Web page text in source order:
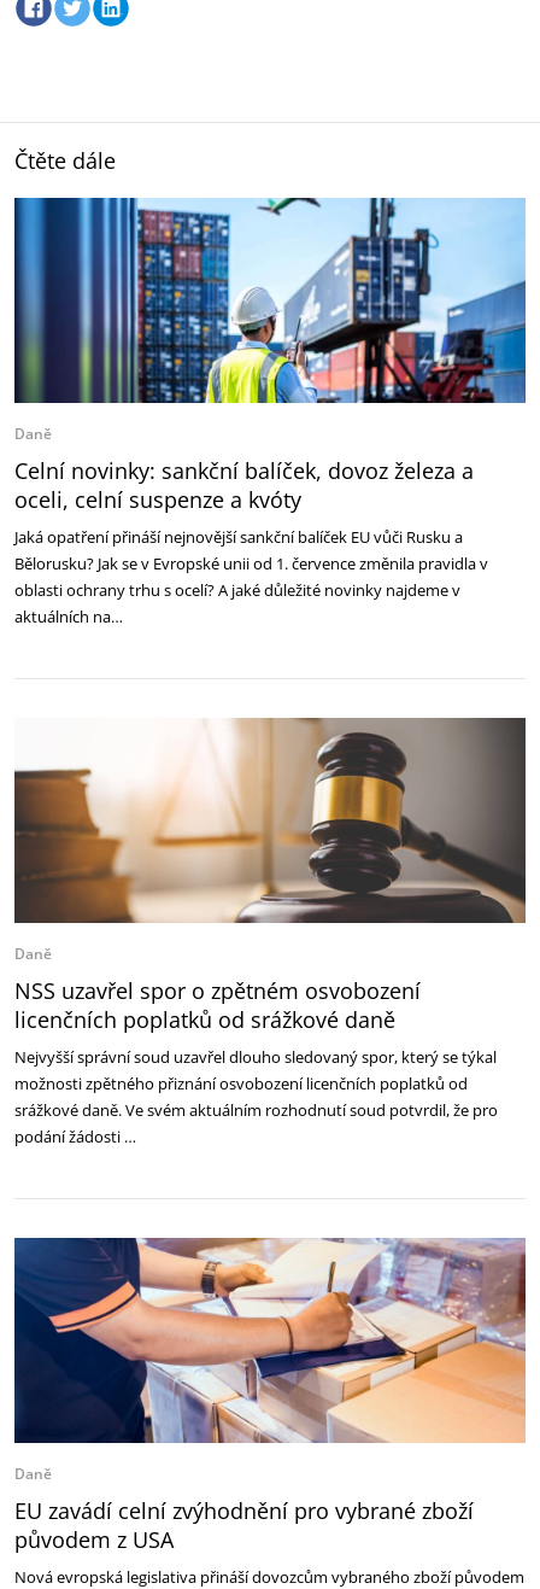
Čtěte dále
Daně
Celní novinky: sankční balíček, dovoz železa a
oceli, celní suspenze a kvóty
Jaká opatření přináší nejnovější sankční balíček EU vůči Rusku a
Bělorusku? Jak se v Evropské unii od 1. července změnila pravidla v
oblasti ochrany trhu s ocelí? A jaké důležité novinky najdeme v
aktuálních na…
Daně
NSS uzavřel spor o zpětném osvobození
licenčních poplatků od srážkové daně
Nejvyšší správní soud uzavřel dlouho sledovaný spor, který se týkal
možnosti zpětného přiznání osvobození licenčních poplatků od
srážkové daně. Ve svém aktuálním rozhodnutí soud potvrdil, že pro
podání žádosti …
Daně
EU zavádí celní zvýhodnění pro vybrané zboží
původem z USA
Nová evropská legislativa přináší dovozcům vybraného zboží původem